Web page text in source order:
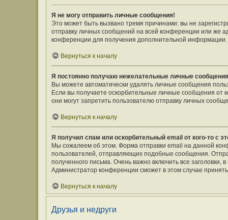
Я не могу отправить личные сообщения!
Это может быть вызвано тремя причинами: вы не
отправку личных сообщений на всей конференции или же
конференции для получения дополнительной информации.
Вернуться к началу
Я постоянно получаю нежелательные личные
Вы можете автоматически удалять личные сообщения
Если вы получаете оскорбительные личные сообщения от
они могут запретить пользователю отправку личных
Вернуться к началу
Я получил спам или оскорбительный email от кого-то с
Мы сожалеем об этом. Форма отправки email на данной
пользователей, отправляющих подобные сообщения.
полученного письма. Очень важно включить все
Администратор конференции сможет в этом случае
Вернуться к началу
Друзья и недруги